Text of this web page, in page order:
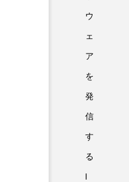
ウ
ェ
ア
を
発
信
す
る
l